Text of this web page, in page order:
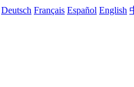
Deutsch Français Español English